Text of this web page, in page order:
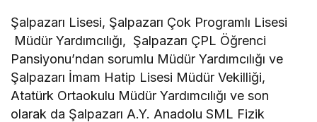
Şalpazarı Lisesi, Şalpazarı Çok Programlı Lisesi
Müdür Yardımcılığı, Şalpazarı ÇPL Öğrenci
Pansiyonu’ndan sorumlu Müdür Yardımcılığı ve
Şalpazarı İmam Hatip Lisesi Müdür Vekilliği,
Atatürk Ortaokulu Müdür Yardımcılığı ve son
olarak da Şalpazarı A.Y. Anadolu SML Fizik